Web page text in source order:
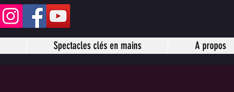
Spectacles clés en mains A propos